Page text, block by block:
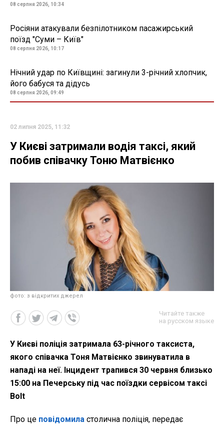
08 серпня 2026, 10:34
Росіяни атакували безпілотником пасажирський
поїзд "Суми – Київ"
08 серпня 2026, 10:17
Нічний удар по Київщині: загинули 3-річний хлопчик,
його бабуся та дідусь
08 серпня 2026, 09:49
02 липня 2025, 11:32
У Києві затримали водія таксі, який
побив співачку Тоню Матвієнко
фото: з відкритих джерел
Читайте также
на русском языке
У Києві поліція затримала 63-річного таксиста,
якого співачка Тоня Матвієнко звинуватила в
нападі на неї. Інцидент трапився 30 червня близько
15:00 на Печерську під час поїздки сервісом таксі
Bolt
Про це повідомила столична поліція, передає